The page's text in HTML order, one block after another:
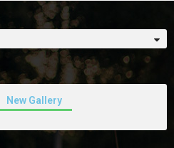
New Gallery